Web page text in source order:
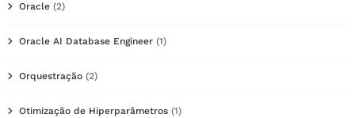
Oracle (2)
Oracle AI Database Engineer (1)
Orquestração (2)
Otimização de Hiperparâmetros (1)